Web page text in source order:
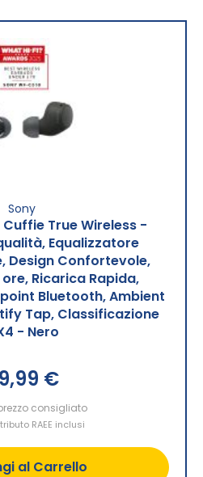
Sony
Cuffie True Wireless -
Equalizzatore
Design Confortevole,
Ricarica Rapida,
Bluetooth, Ambient
Tap, Classificazione
- Nero
€
consigliato
RAEE inclusi
al Carrello